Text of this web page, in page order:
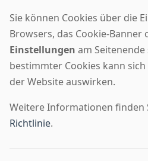
Sie können Cookies über die
Browsers, das Cookie-Banner
Einstellungen am
bestimmter Cookies kann
der Website auswirken.
Weitere Informationen finden
Richtlinie.